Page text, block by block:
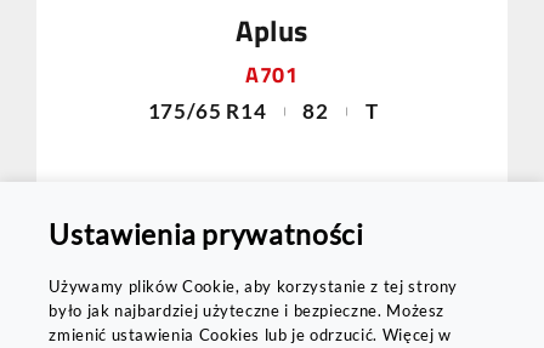
Aplus
A701
175/65 R14 82 T
Ustawienia prywatności
Używamy plików Cookie, aby korzystanie z tej strony
było jak najbardziej użyteczne i bezpieczne. Możesz
zmienić ustawienia Cookies lub je odrzucić. Więcej w